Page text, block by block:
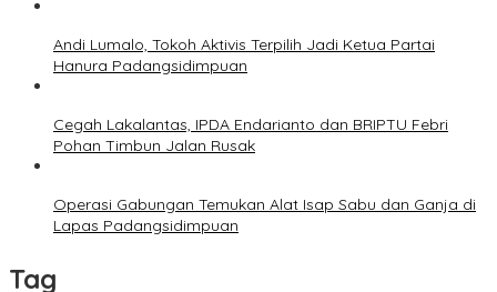
Andi Lumalo, Tokoh Aktivis Terpilih Jadi Ketua Partai
Hanura Padangsidimpuan
Cegah Lakalantas, IPDA Endarianto dan BRIPTU Febri
Pohan Timbun Jalan Rusak
Operasi Gabungan Temukan Alat Isap Sabu dan Ganja di
Lapas Padangsidimpuan
Tag